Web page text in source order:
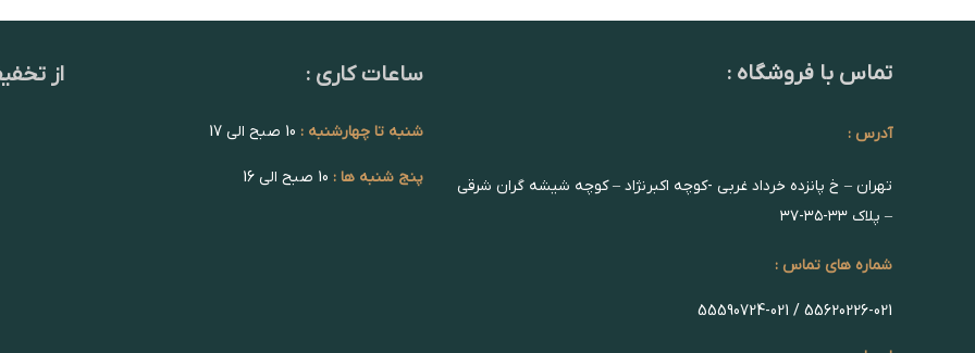
تماس با فروشگاه :
آدرس :
تهران – خ پانزده خرداد غربی -کوچه اکبرنژاد – کوچه شیشه گران شرقی
– پلاک ۳۳-۳۵-۳۷
شماره های تماس :
55620226-021 / 55590724-021
ساعات کاری :
شنبه تا چهارشنبه :
پنج شنبه ها :
از